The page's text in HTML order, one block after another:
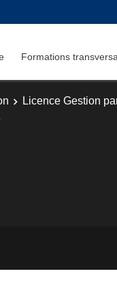
Formations
Licence Gestion